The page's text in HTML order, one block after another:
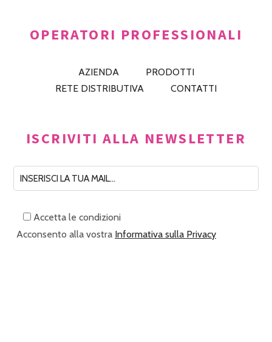
OPERATORI PROFESSIONALI
AZIENDA
PRODOTTI
RETE DISTRIBUTIVA
CONTATTI
ISCRIVITI ALLA NEWSLETTER
Accetta le condizioni
Acconsento alla vostra Informativa sulla Privacy